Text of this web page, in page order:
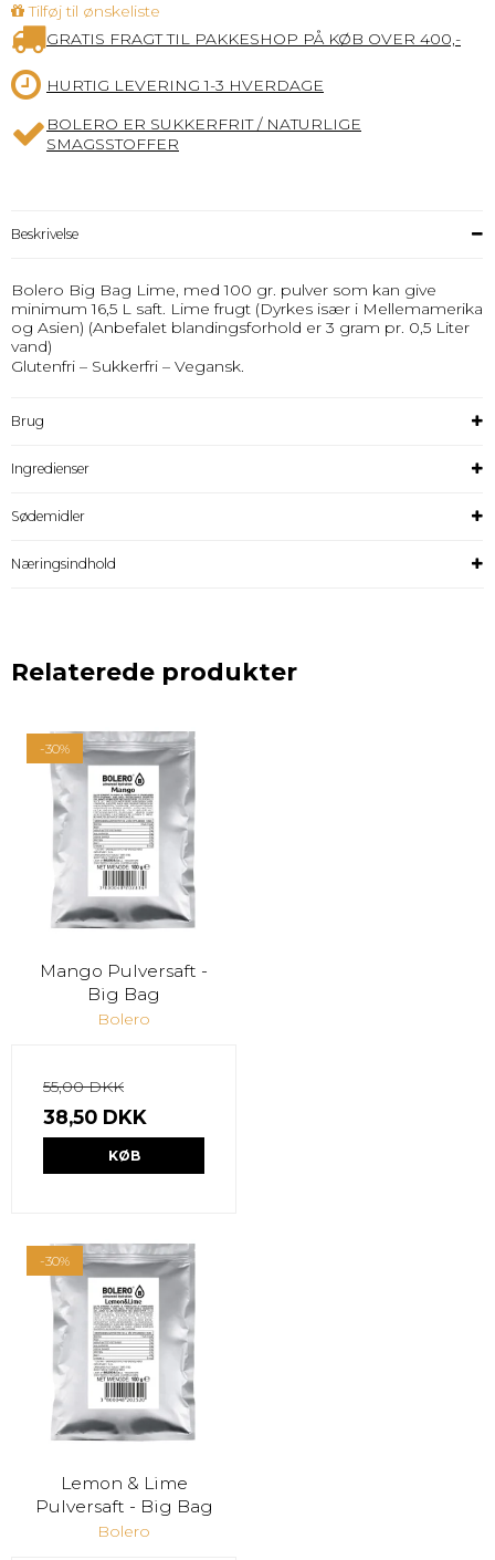
Tilføj til ønskeliste
GRATIS FRAGT TIL PAKKESHOP PÅ KØB OVER 400,-
HURTIG LEVERING 1-3 HVERDAGE
BOLERO ER SUKKERFRIT / NATURLIGE
SMAGSSTOFFER
Beskrivelse
Bolero Big Bag Lime, med 100 gr. pulver som kan give
minimum 16,5 L saft. Lime frugt (Dyrkes især i Mellemamerika
og Asien) (Anbefalet blandingsforhold er 3 gram pr. 0,5 Liter
vand)
Glutenfri – Sukkerfri – Vegansk.
Brug
Ingredienser
Sødemidler
Næringsindhold
Relaterede produkter
-30%
Mango Pulversaft -
Big Bag
Bolero
55,00 DKK
38,50 DKK
KØB
-30%
Lemon & Lime
Pulversaft - Big Bag
Bolero